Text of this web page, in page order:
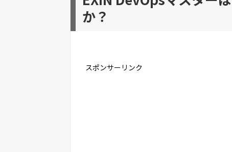
か？
スポンサーリンク